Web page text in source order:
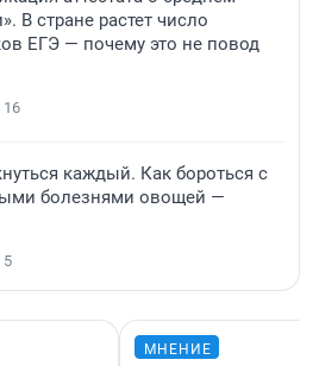
В стране растет число
ЕГЭ — почему это не повод
16
каждый. Как бороться с
болезнями овощей —
5
МНЕНИЕ